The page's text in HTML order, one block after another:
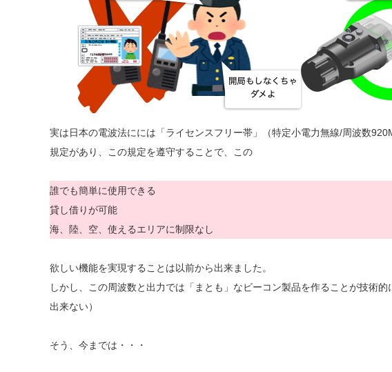
実は日本の電波法にには「ライセンスフリー帯」（特定小電力無線/周波数
規定があり、この規定を遵守することで、この
誰でも簡単に使用できる
貸し借りが可能
海、陸、空、使えるエリアに制限なし
欲しい機能を実現することは以前から出来ました。
しかし、この周波数と出力では「まとも」なビーコン製品を作ることが技術
出来ない）
そう、今までは・・・